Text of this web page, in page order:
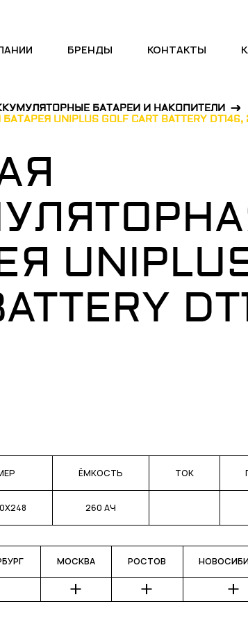
БРЕНДЫ КОНТАКТЫ
БАТАРЕИ И НАКОПИТЕЛИ
UNIPLUS GOLF CART BATTERY DT146,
ЁМКОСТЬ
260 АЧ
ТОК
МОСКВА РОСТОВ